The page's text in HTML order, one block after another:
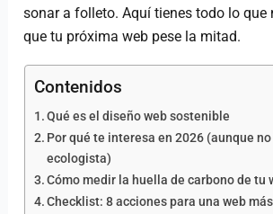
sonar a folleto. Aquí tienes todo lo que
que tu próxima web pese la mitad.
Contenidos
Qué es el diseño web sostenible
Por qué te interesa en 2026 (aunque
ecologista)
Cómo medir la huella de carbono de tu
Checklist: 8 acciones para una web